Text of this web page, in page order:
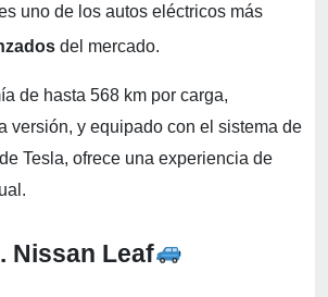
uno de los autos eléctricos más
del mercado.
de hasta 568 km por carga,
versión, y equipado con el sistema de
Tesla, ofrece una experiencia de
Nissan Leaf